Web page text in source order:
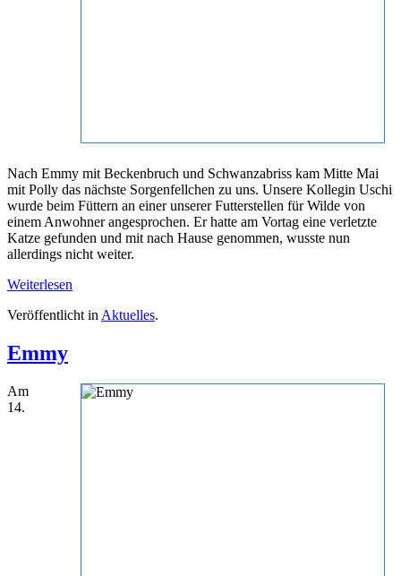
Nach Emmy mit Beckenbruch und Schwanzabriss kam Mitte Mai
mit Polly das nächste Sorgenfellchen zu uns. Unsere Kollegin Uschi
wurde beim Füttern an einer unserer Futterstellen für Wilde von
einem Anwohner angesprochen. Er hatte am Vortag eine verletzte
Katze gefunden und mit nach Hause genommen, wusste nun
allerdings nicht weiter.
Weiterlesen
Veröffentlicht in Aktuelles.
Emmy
Am
14.